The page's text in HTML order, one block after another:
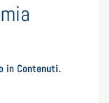
in Contenuti.